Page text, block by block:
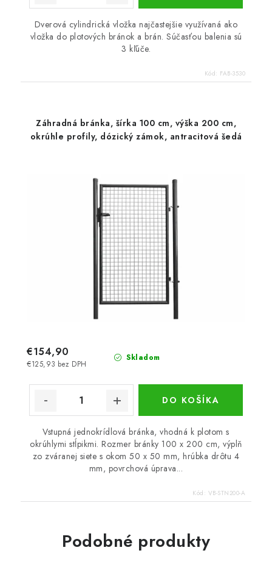
Dverová cylindrická vložka najčastejšie využívaná ako
vložka do plotových bránok a brán. Súčasťou balenia sú
3 kľúče.
Kód: FAB-3530
Záhradná bránka, šírka 100 cm, výška 200 cm,
okrúhle profily, dózický zámok, antracitová šedá
Skladom
€125,93 bez DPH
€154,90
DO KOŠÍKA
Vstupná jednokrídlová bránka, vhodná k plotom s
okrúhlymi stĺpikmi. Rozmer bránky 100 x 200 cm, výplň
zo zváranej siete s okom 50 x 50 mm, hrúbka drôtu 4
mm, povrchová úprava...
Kód: VB-STN200-A
Podobné produkty